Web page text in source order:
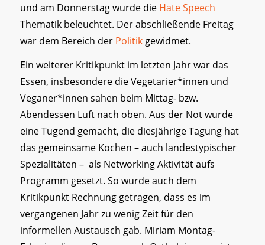
und am Donnerstag wurde die Hate Speech
Thematik beleuchtet. Der abschließende Freitag
war dem Bereich der Politik gewidmet.
Ein weiterer Kritikpunkt im letzten Jahr war das
Essen, insbesondere die Vegetarier*innen und
Veganer*innen sahen beim Mittag- bzw.
Abendessen Luft nach oben. Aus der Not wurde
eine Tugend gemacht, die diesjährige Tagung hat
das gemeinsame Kochen – auch landestypischer
Spezialitäten – als Networking Aktivität aufs
Programm gesetzt. So wurde auch dem
Kritikpunkt Rechnung getragen, dass es im
vergangenen Jahr zu wenig Zeit für den
informellen Austausch gab. Miriam Montag-